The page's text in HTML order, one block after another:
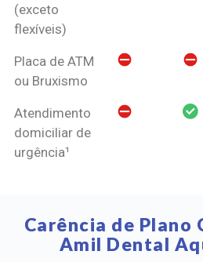
(exceto
flexíveis)
Placa de ATM
ou Bruxismo
Atendimento
domiciliar de
urgência¹
Carência de
Amil Dental